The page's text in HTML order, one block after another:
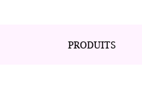
PRODUITS